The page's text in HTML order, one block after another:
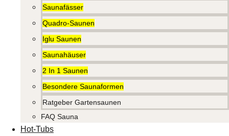
Saunafässer
Quadro-Saunen
Iglu Saunen
Saunahäuser
2 In 1 Saunen
Besondere Saunaformen
Ratgeber Gartensaunen
FAQ Sauna
Hot-Tubs